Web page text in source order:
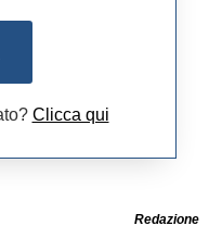
Clicca qui
Redazione